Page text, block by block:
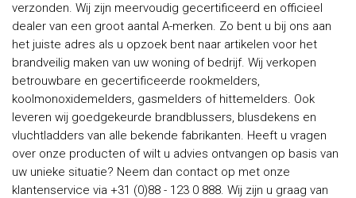
verzonden. Wij zijn meervoudig gecertificeerd en officieel
dealer van een groot aantal A-merken. Zo bent u bij ons aan
het juiste adres als u opzoek bent naar artikelen voor het
brandveilig maken van uw woning of bedrijf. Wij verkopen
betrouwbare en gecertificeerde rookmelders,
koolmonoxidemelders, gasmelders of hittemelders. Ook
leveren wij goedgekeurde brandblussers, blusdekens en
vluchtladders van alle bekende fabrikanten. Heeft u vragen
over onze producten of wilt u advies ontvangen op basis van
uw unieke situatie? Neem dan contact op met onze
klantenservice via +31 (0)88 - 123 0 888. Wij zijn u graag van